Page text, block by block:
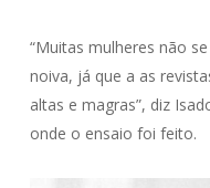
“Muitas mulheres não
noiva, já que a as
altas e magras”, diz
onde o ensaio foi feito.